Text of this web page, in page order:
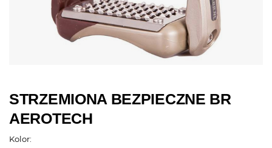
STRZEMIONA BEZPIECZNE BR
AEROTECH
Kolor: